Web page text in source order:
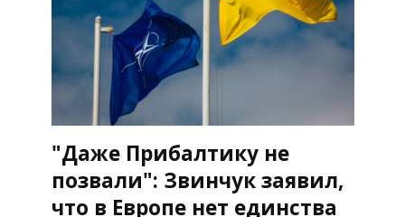
"Даже Прибалтику не
позвали": Звинчук заявил,
что в Европе нет единства